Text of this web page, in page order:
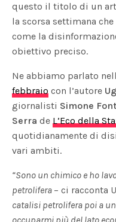
questo il titolo di un
la scorsa settimana
come la
obiettivo preciso.
Ne abbiamo parlato
febbraio con l’autore
giornalisti Simone
Serra deL’Eco della
quotidianamente di
vari ambiti.
“Sono un chimico e ho
petrolifera – ci racconta
catalisi petrolifera poi a